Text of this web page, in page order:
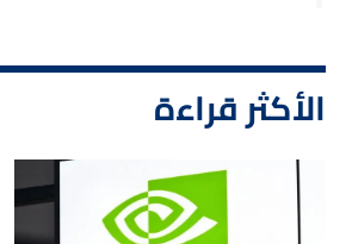
الأكثر قراءة